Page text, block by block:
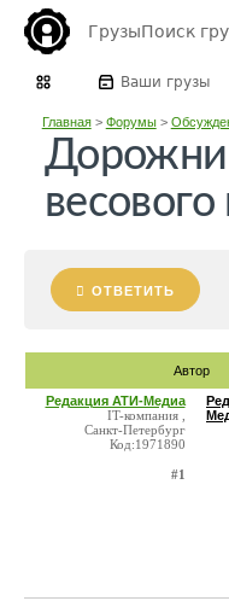
ГрузыПоиск
Ваши грузы
Главная> Форумы>
ОТВЕТИТЬ
Автор
Редакция АТИ-Медиа
IT-компания ,
Санкт-Петербург
Код:1971890
#1